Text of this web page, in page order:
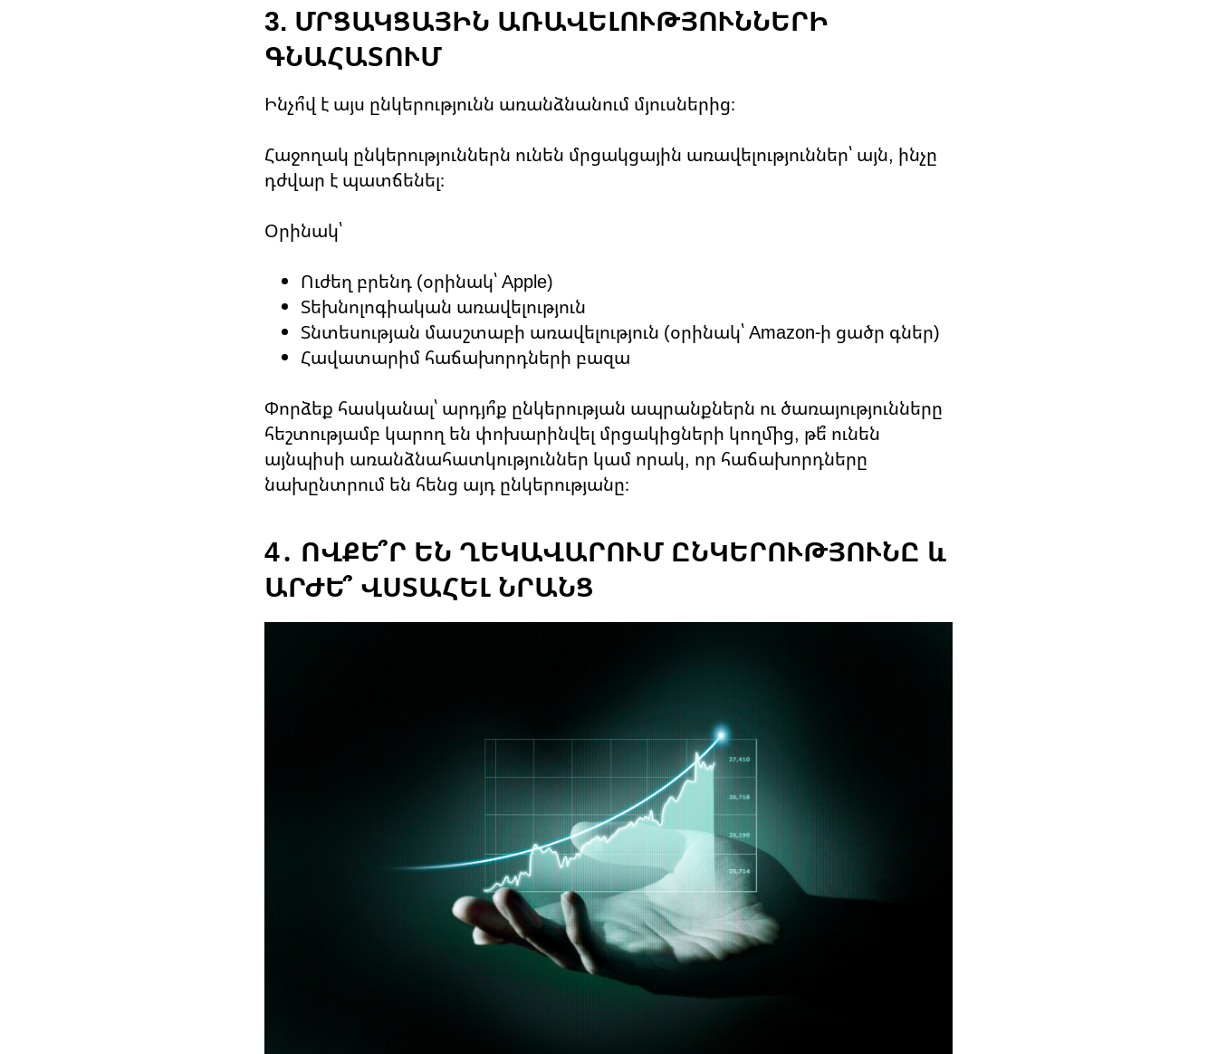
3. ՄՐՑԱԿՑԱՅԻՆ ԱՌԱՎԵԼՈՒԹՅՈՒՆՆԵՐԻ
ԳՆԱՀԱՏՈՒՄ
Ինչո՞վ է այս ընկերությունն առանձնանում մյուսներից։
Հաջողակ ընկերություններն ունեն մրցակցային առավելություններ՝ այն, ինչը
դժվար է պատճենել։
Օրինակ՝
Ուժեղ բրենդ (օրինակ՝ Apple)
Տեխնոլոգիական առավելություն
Տնտեսության մասշտաբի առավելություն (օրինակ՝ Amazon-ի ցածր գներ)
Հավատարիմ հաճախորդների բազա
Փորձեք հասկանալ՝ արդյո՞ք ընկերության ապրանքներն ու ծառայությունները
հեշտությամբ կարող են փոխարինվել մրցակիցների կողմից, թե՞ ունեն
այնպիսի առանձնահատկություններ կամ որակ, որ հաճախորդները
նախընտրում են հենց այդ ընկերությանը։
4․ ՈՎՔԵ՞Ր ԵՆ ՂԵԿԱՎԱՐՈՒՄ ԸՆԿԵՐՈՒԹՅՈՒՆԸ և
ԱՐԺԵ՞ ՎՍՏԱՀԵԼ ՆՐԱՆՑ